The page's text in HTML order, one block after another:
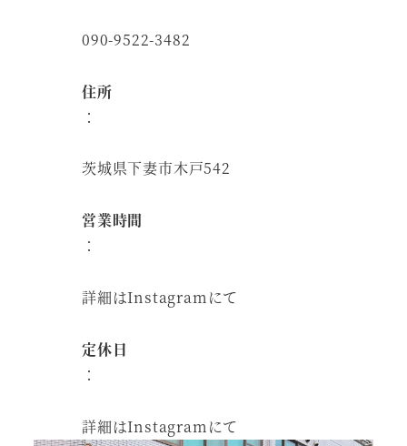
090-9522-3482
住所
：
茨城県下妻市木戸542
営業時間
：
詳細はInstagramにて
定休日
：
詳細はInstagramにて